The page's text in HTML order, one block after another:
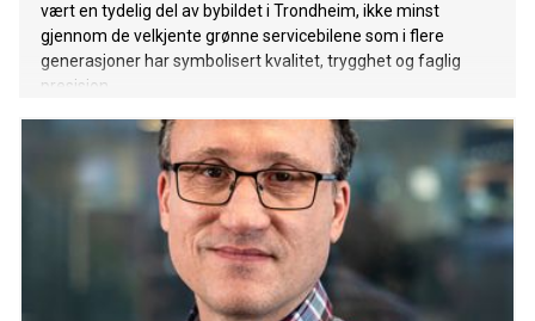
vært en tydelig del av bybildet i Trondheim, ikke minst
gjennom de velkjente grønne servicebilene som i flere
generasjoner har symbolisert kvalitet, trygghet og faglig
presisjon.